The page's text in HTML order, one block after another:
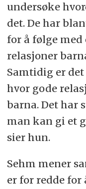
undersøke
det. De har
for å følge med
relasjoner
Samtidig er
hvor gode
barna. Det har
man kan gi et
sier hun.
Sehm mener
er for redde for